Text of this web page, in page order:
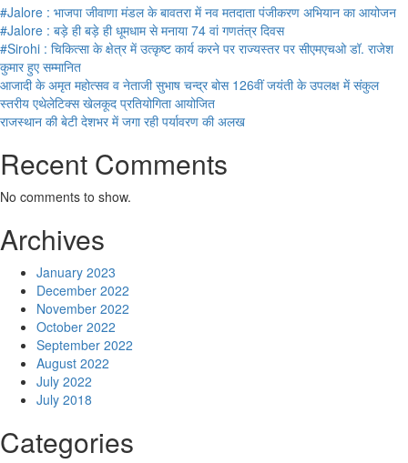
#Jalore : भाजपा जीवाणा मंडल के बावतरा में नव मतदाता पंजीकरण अभियान का आयोजन
#Jalore : बड़े ही बड़े ही धूमधाम से मनाया 74 वां गणतंत्र दिवस
#Sirohi : चिकित्सा के क्षेत्र में उत्कृष्ट कार्य करने पर राज्यस्तर पर सीएमएचओ डॉ. राजेश
कुमार हुए सम्मानित
आजादी के अमृत महोत्सव व नेताजी सुभाष चन्द्र बोस 126वीं जयंती के उपलक्ष में संकुल
स्तरीय एथेलेटिक्स खेलकूद प्रतियोगिता आयोजित
राजस्थान की बेटी देशभर में जगा रही पर्यावरण की अलख
Recent Comments
No comments to show.
Archives
January 2023
December 2022
November 2022
October 2022
September 2022
August 2022
July 2022
July 2018
Categories